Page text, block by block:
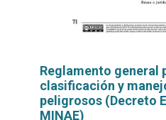
Reglamento general
clasificación y
peligrosos (Decreto
MINAE)